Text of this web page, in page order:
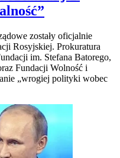
zostały oficjalnie
Rosyjskiej. Prokuratura
im. Stefana Batorego,
Fundacji Wolność i
„wrogiej polityki wobec